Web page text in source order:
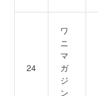
24
ワ
ニ
マ
ガ
ジ
ン